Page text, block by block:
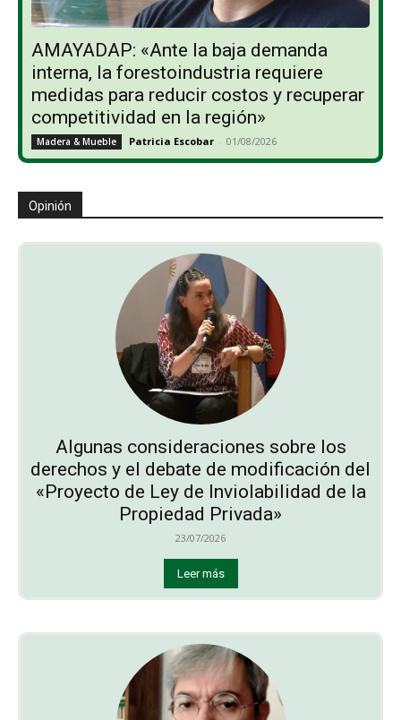
AMAYADAP: «Ante la baja demanda
interna, la forestoindustria requiere
medidas para reducir costos y recuperar
competitividad en la región»
Madera & Mueble Patricia Escobar - 01/08/2026
Opinión
Algunas consideraciones sobre los
derechos y el debate de modificación del
«Proyecto de Ley de Inviolabilidad de la
Propiedad Privada»
23/07/2026
Leer más